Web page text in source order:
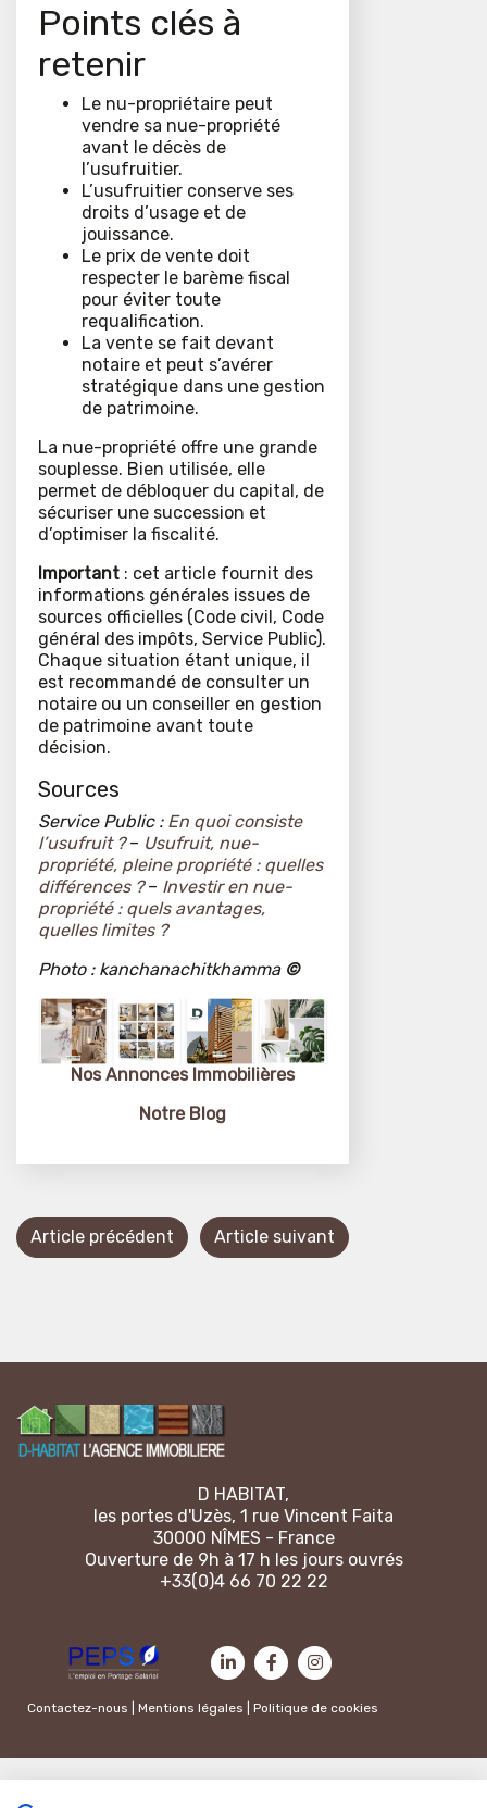
Points clés à
retenir
Le nu-propriétaire peut
vendre sa nue-propriété
avant le décès de
l’usufruitier.
L’usufruitier conserve ses
droits d’usage et de
jouissance.
Le prix de vente doit
respecter le barème fiscal
pour éviter toute
requalification.
La vente se fait devant
notaire et peut s’avérer
stratégique dans une gestion
de patrimoine.
La nue-propriété offre une grande
souplesse. Bien utilisée, elle
permet de débloquer du capital, de
sécuriser une succession et
d’optimiser la fiscalité.
Important : cet article fournit des
informations générales issues de
sources officielles (Code civil, Code
général des impôts, Service Public).
Chaque situation étant unique, il
est recommandé de consulter un
notaire ou un conseiller en gestion
de patrimoine avant toute
décision.
Sources
Service Public :En quoi consiste
l’usufruit ?– Usufruit, nue-
propriété, pleine propriété : quelles
différences ?– Investir en nue-
propriété : quels avantages,
quelles limites ?
Photo : kanchanachitkhamma ©
Nos Annonces Immobilières
Notre Blog
Article précédent Article suivant
D HABITAT,
les portes d'Uzès, 1 rue Vincent Faita
30000 NÎMES - France
Ouverture de 9h à 17 h les jours ouvrés
+33(0)4 66 70 22 22
Contactez-nous |Mentions légales |Politique de cookies